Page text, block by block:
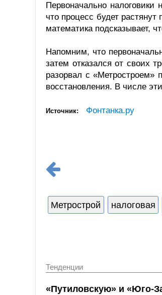
Первоначально
что процесс будет
математика подсказывает,
Напомним, что
затем отказался от своих
разорвал с «Метростроем»
восстановления. В числе
Источник: Фонтанка.ру
Метрострой налоговая
Тенденции
«Путиловскую» и «Юго-